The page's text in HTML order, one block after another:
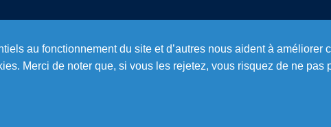
au fonctionnement du site et d’autres nous aident à améliorer
Merci de noter que, si vous les rejetez, vous risquez de ne pas